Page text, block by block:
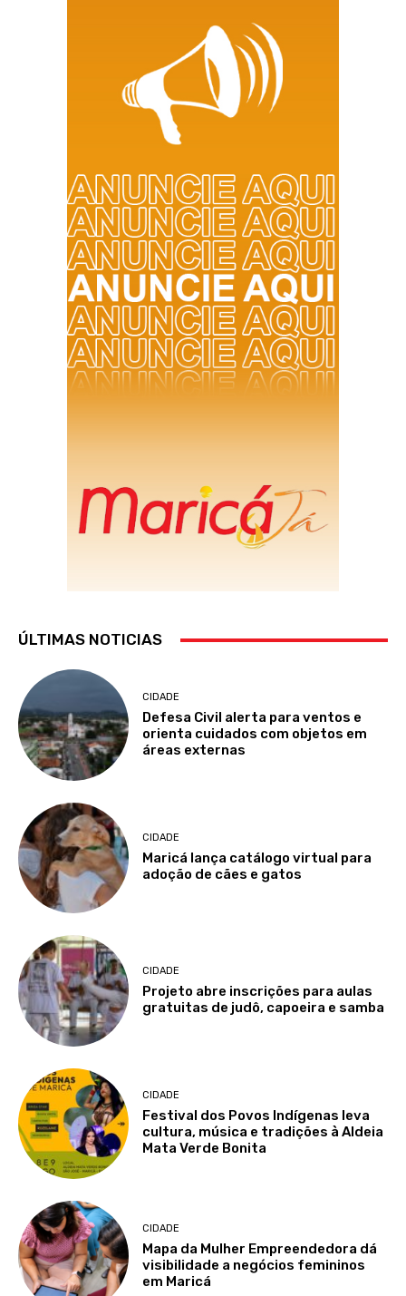
ÚLTIMAS NOTICIAS
CIDADE
Defesa Civil alerta para ventos e
orienta cuidados com objetos em
áreas externas
CIDADE
Maricá lança catálogo virtual para
adoção de cães e gatos
CIDADE
Projeto abre inscrições para aulas
gratuitas de judô, capoeira e samba
CIDADE
Festival dos Povos Indígenas leva
cultura, música e tradições à Aldeia
Mata Verde Bonita
CIDADE
Mapa da Mulher Empreendedora dá
visibilidade a negócios femininos
em Maricá